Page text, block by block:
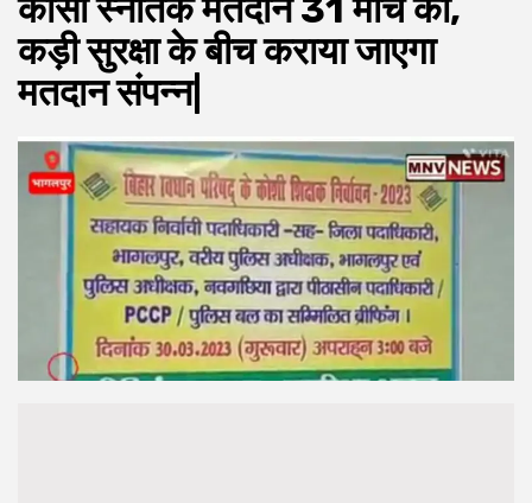
कोसी स्नातक मतदान 31 मार्च को,
कड़ी सुरक्षा के बीच कराया जाएगा
मतदान संपन्न|